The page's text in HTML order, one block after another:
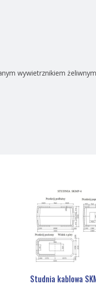
wywietrznikiem żeliwnym
Studnia kablowa